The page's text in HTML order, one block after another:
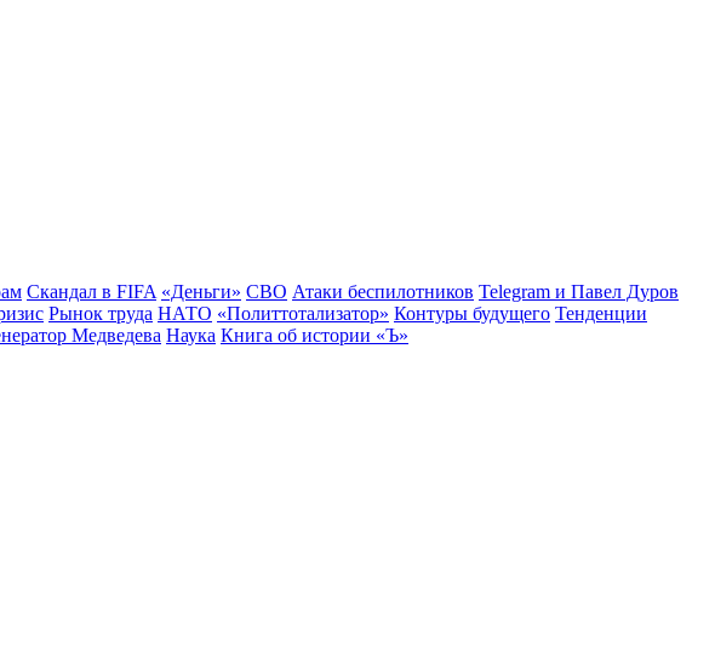
Скандал в FIFA «Деньги» СВО Атаки беспилотников Telegram и Павел Дуров
Рынок труда НАТО «Политтотализатор» Контуры будущего Тенденции
Медведева Наука Книга об истории «Ъ»